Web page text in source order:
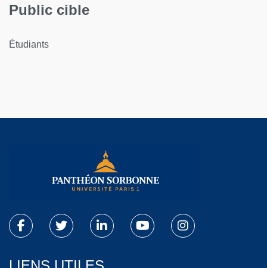
Public cible
Étudiants